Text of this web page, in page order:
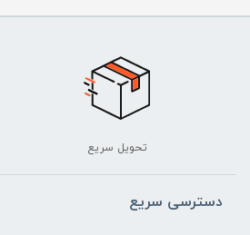
تحویل سریع
دسترسی سریع